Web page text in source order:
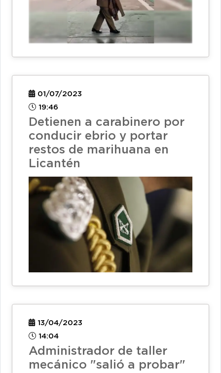
01/07/2023
19:46
Detienen a carabinero por
conducir ebrio y portar
restos de marihuana en
Licantén
13/04/2023
14:04
Administrador de taller
mecánico "salió a probar"